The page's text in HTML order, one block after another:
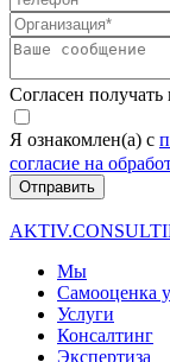
Согласен
Я ознакомлен(а) с
согласие на
Отправить
Мы
Самооценка
Услуги
Консалтинг
Экспертиза